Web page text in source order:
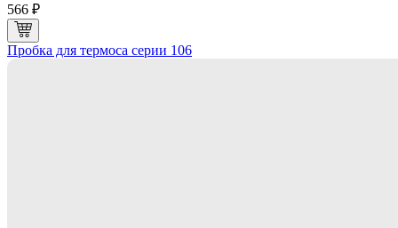
566 ₽
Пробка для термоса серии 106